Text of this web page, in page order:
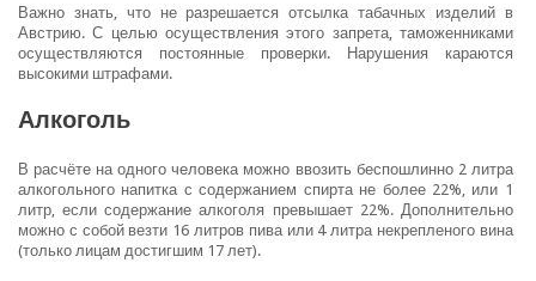
Важно знать, что не разрешается отсылка табачных изделий в
Австрию. С целью осуществления этого запрета, таможенниками
осуществляются постоянные проверки. Нарушения караются
высокими штрафами.
Алкоголь
В расчёте на одного человека можно ввозить беспошлинно 2 литра
алкогольного напитка с содержанием спирта не более 22%, или 1
литр, если содержание алкоголя превышает 22%. Дополнительно
можно с собой везти 16 литров пива или 4 литра некрепленого вина
(только лицам достигшим 17 лет).